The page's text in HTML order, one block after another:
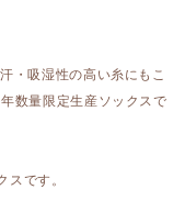
・吸湿性の高い糸にもこ
数量限定生産ソックスで
です。